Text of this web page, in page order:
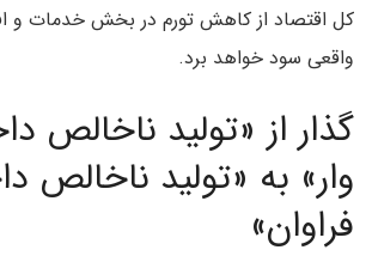
کل اقتصاد از کاهش تورم در بخش خدمات و
واقعی سود خواهد برد.
گذار از «تولید ناخالص
وار» به «تولید ناخالص
فراوان»